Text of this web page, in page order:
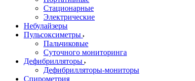
Стационарные
Электрические
Небулайзеры
Пульсоксиметры
Пальчиковые
Суточного мониторинга
Дефибрилляторы
Дефибрилляторы-мониторы
Спирометрия